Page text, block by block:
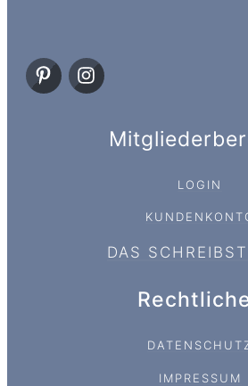
LOGIN
DAS
IMPRESSUM